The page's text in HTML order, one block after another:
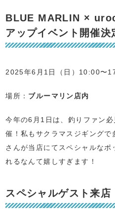
BLUE MARLIN ×
アップイベント開催決
2025年6月1日（日）10:00〜
場所： ブルーマリン店内
今年の6月1日は、釣りファン
催！私もサクラマスジギング
さんが当店にてスペシャルなポ
れるなんて嬉しすぎます！
スペシャルゲスト来店